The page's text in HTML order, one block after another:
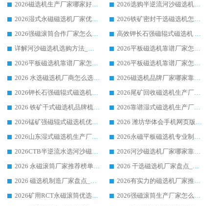
2026磁选机生产厂家哪家好?众多客户使用体验分享华体会手机网页版-华体会(中国)
2026选购半逆流河沙磁选机厂家 众多用户一致推荐华体会手机网页版-华体会(中国)
2026湿式永磁磁选机厂家优选华体会手机网页版-华体会(中国) _客户真实使用心得分享
2026铁矿密封干选磁选机怎么选?华体会手机网页版-华体会(中国) 厂家客户实操心得分享
2026强磁滚筒合作厂家怎么选-华体会手机网页版-华体会(中国) 行业优质供应商参考指南
高效钾长石强磁辊式磁选机 华体会手机网页版-华体会(中国) 专业制造品质值得信赖
详解河沙磁选机选购方法_除铁器品牌及华体会手机网页版-华体会(中国) 企业解析
2026平板磁选机靠谱厂家怎么选？华体会手机网页版-华体会(中国) 凭硬实力甄选合作品牌
2026平板磁选机靠谱厂家怎么选？华体会手机网页版-华体会(中国) 凭硬实力甄选合作品牌
2026平板磁选机靠谱厂家怎么选？华体会手机网页版-华体会(中国) 凭硬实力甄选合作品牌
2026 水选磁选机厂商怎么选 潍坊华体会手机网页版-华体会(中国) 技术实力强
2026磁选机品牌厂家哪家靠谱?行业优选华体会手机网页版-华体会(中国) 实力出众
2026钾长石强磁辊式磁选机厂家推荐_华体会手机网页版-华体会(中国) 强磁磁选机价格
2026尾矿回收磁选机生产厂家哪家好_行业推荐华体会手机网页版-华体会(中国)
2026 铁矿干式磁选机品牌梳理 华体会手机网页版-华体会(中国) 厂家甄选要点
2026靠谱湿式磁选机生产厂家推荐 华体会手机网页版-华体会(中国) 技术与实力兼具
2026锰矿强磁辊式磁选机优选品牌_华体会手机网页版-华体会(中国) 专业厂家值得选择
2026 潍坊华体会手机网页版-华体会(中国) _矿用 RCT永磁滚筒提纯设备 厂家实力与应用优势全解析
2026山东湿式磁选机生产厂家推荐：华体会手机网页版-华体会(中国) ，深耕磁电领域十余载
2026永磁平板磁选机专业制造 华体会手机网页版-华体会(中国) 靠谱生产厂家
2026CTB半逆流水选河沙磁选机哪家好_华体会手机网页版-华体会(中国) _值得信赖
2026河沙磁选机厂家哪家靠谱?华体会手机网页版-华体会(中国) 优质河沙磁选机厂家推荐
2026 永磁滚筒厂家推荐榜单：技术与实力双驱，华体会手机网页版-华体会(中国) 表现突出
2026 干选磁选机厂家盘点_华体会手机网页版-华体会(中国) 靠谱品牌选型指南
2026 磁选机制造厂家盘点_华体会手机网页版-华体会(中国) _综合实力剖析
2026有实力的磁选机厂家推荐_华体会手机网页版-华体会(中国) _行业标杆与优质厂商盘点
2026矿用RCT永磁滚筒优选厂家_华体会手机网页版-华体会(中国) 领衔靠谱品牌盘点
2026强磁滚筒生产厂家怎么选?行业口碑推荐华体会手机网页版-华体会(中国)